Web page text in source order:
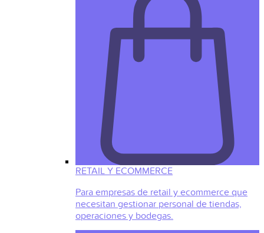
RETAIL Y ECOMMERCE
Para empresas de retail y ecommerce que
necesitan gestionar personal de tiendas,
operaciones y bodegas.